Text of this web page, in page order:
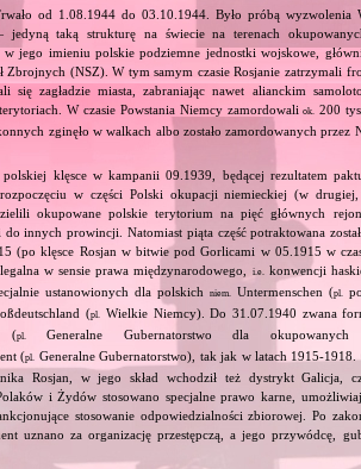
od 1.08.1944 do 03.10.1944. Było próbą wyzwolenia
jedyną taką strukturę na świecie na terenach
jego imieniu polskie podziemne jednostki wojskowe,
(NSZ). W tym samym czasie Rosjanie zatrzymali
się zagładzie miasta, zabraniając nawet alianckim
W czasie Powstania Niemcy zamordowaliok.
200
zginęło w walkach albo zostało zamordowanych przez
klęsce w kampanii 09.1939, będącej rezultatem
w części Polski okupacji niemieckiej (w drugiej,
okupowane polskie terytorium na pięć głównych
innych prowincji. Natomiast piąta część potraktowana
(po klęsce Rosjan w bitwie pod Gorlicami w 05.1915 w
w sensie prawa międzynarodowego,
i.e.
konwencji
ustanowionych dla polskichniem. Untermenschen (pl.
(pl. Wielkie Niemcy). Do 31.07.1940 zwana
(pl. Generalne Gubernatorstwo dla
(pl.
Generalne Gubernatorstwo), tak jak w latach
Rosjan, w jego skład wchodził też dystrykt Galicja,
i Żydów stosowano specjalne prawo karne,
stosowanie odpowiedzialności zbiorowej. Po
uznano za organizację przestępczą, a jego przywódcę,